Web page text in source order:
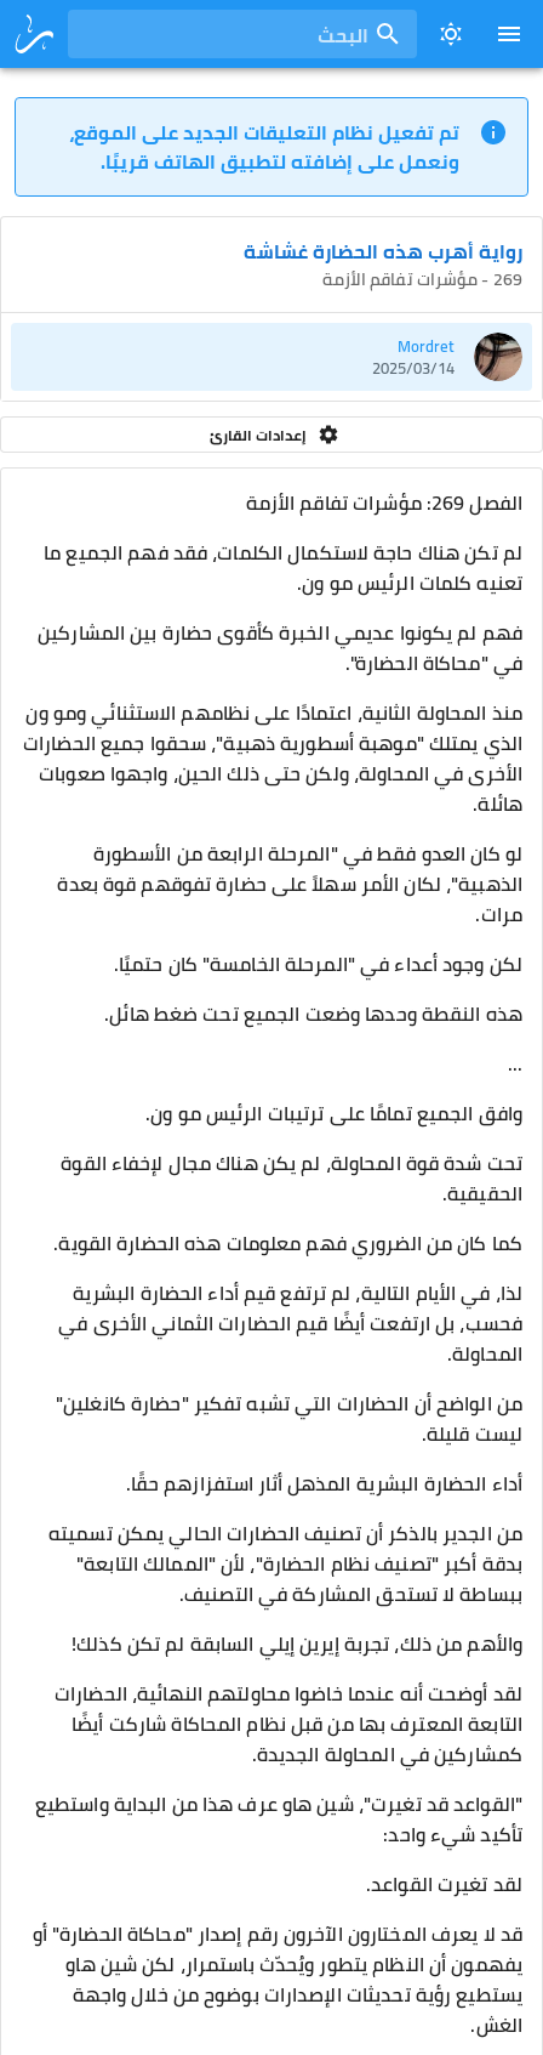
البحث
تم تفعيل نظام التعليقات الجديد على الموقع،
ونعمل على إضافته لتطبيق الهاتف قريبًا.
رواية أهرب هذه الحضارة غشاشة
269 - مؤشرات تفاقم الأزمة
Mordret
2025/03/14
إعدادات القارئ
الفصل 269: مؤشرات تفاقم الأزمة
لم تكن هناك حاجة لاستكمال الكلمات، فقد فهم الجميع ما
تعنيه كلمات الرئيس مو ون.
فهم لم يكونوا عديمي الخبرة كأقوى حضارة بين المشاركين
في "محاكاة الحضارة".
منذ المحاولة الثانية، اعتمادًا على نظامهم الاستثنائي ومو ون
الذي يمتلك "موهبة أسطورية ذهبية"، سحقوا جميع الحضارات
الأخرى في المحاولة، ولكن حتى ذلك الحين، واجهوا صعوبات
هائلة.
لو كان العدو فقط في "المرحلة الرابعة من الأسطورة
الذهبية"، لكان الأمر سهلاً على حضارة تفوقهم قوة بعدة
مرات.
لكن وجود أعداء في "المرحلة الخامسة" كان حتميًا.
هذه النقطة وحدها وضعت الجميع تحت ضغط هائل.
...
وافق الجميع تمامًا على ترتيبات الرئيس مو ون.
تحت شدة قوة المحاولة، لم يكن هناك مجال لإخفاء القوة
الحقيقية.
كما كان من الضروري فهم معلومات هذه الحضارة القوية.
لذا، في الأيام التالية، لم ترتفع قيم أداء الحضارة البشرية
فحسب، بل ارتفعت أيضًا قيم الحضارات الثماني الأخرى في
المحاولة.
من الواضح أن الحضارات التي تشبه تفكير "حضارة كانغلين"
ليست قليلة.
أداء الحضارة البشرية المذهل أثار استفزازهم حقًا.
من الجدير بالذكر أن تصنيف الحضارات الحالي يمكن تسميته
بدقة أكبر "تصنيف نظام الحضارة"، لأن "الممالك التابعة"
ببساطة لا تستحق المشاركة في التصنيف.
والأهم من ذلك، تجربة إيرين إيلي السابقة لم تكن كذلك!
لقد أوضحت أنه عندما خاضوا محاولتهم النهائية، الحضارات
التابعة المعترف بها من قبل نظام المحاكاة شاركت أيضًا
كمشاركين في المحاولة الجديدة.
"القواعد قد تغيرت"، شين هاو عرف هذا من البداية واستطيع
تأكيد شيء واحد:
لقد تغيرت القواعد.
قد لا يعرف المختارون الآخرون رقم إصدار "محاكاة الحضارة" أو
يفهمون أن النظام يتطور ويُحدّث باستمرار، لكن شين هاو
يستطيع رؤية تحديثات الإصدارات بوضوح من خلال واجهة
الغش.